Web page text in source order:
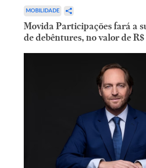
MOBILIDADE
Movida Participações fará a
de debêntures, no valor de R$